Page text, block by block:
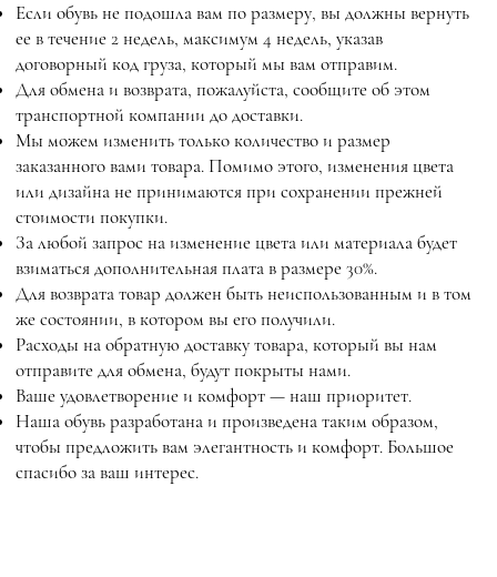
Если обувь не подошла вам по размеру, вы должны вернуть
ее в течение 2 недель, максимум 4 недель, указав
договорный код груза, который мы вам отправим.
Для обмена и возврата, пожалуйста, сообщите об этом
транспортной компании до доставки.
Мы можем изменить только количество и размер
заказанного вами товара. Помимо этого, изменения цвета
или дизайна не принимаются при сохранении прежней
стоимости покупки.
За любой запрос на изменение цвета или материала будет
взиматься дополнительная плата в размере 30%.
Для возврата товар должен быть неиспользованным и в том
же состоянии, в котором вы его получили.
Расходы на обратную доставку товара, который вы нам
отправите для обмена, будут покрыты нами.
Ваше удовлетворение и комфорт — наш приоритет.
Наша обувь разработана и произведена таким образом,
чтобы предложить вам элегантность и комфорт. Большое
спасибо за ваш интерес.